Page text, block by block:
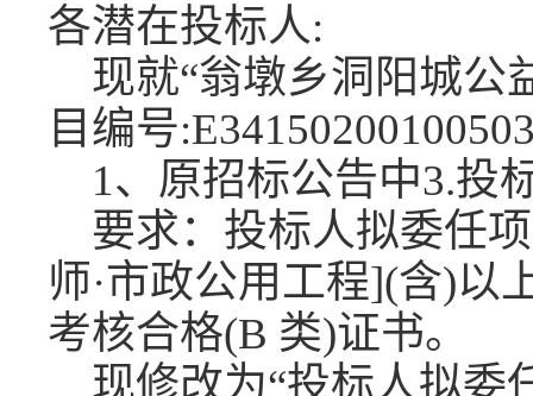
各潜在投标人:
现就“翁墩乡洞阳城公
目编号:
1、原招标公告中3.投
要求：投标人拟委任
师·市政公用工程](含)以
考核合格(B 类)证书。
现修改为“投标人拟委